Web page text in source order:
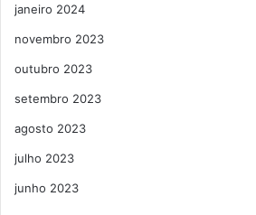
janeiro 2024
novembro 2023
outubro 2023
setembro 2023
agosto 2023
julho 2023
junho 2023